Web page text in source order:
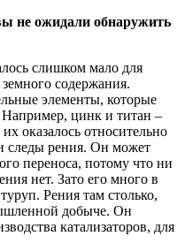
не ожидали обнаружить
слишком мало для
содержания.
элементы, которые
Например, цинк и титан –
оказалось относительно
следы рения. Он может
переноса, потому что ни
нет. Зато его много в
Рения там столько,
добыче. Он
катализаторов, для